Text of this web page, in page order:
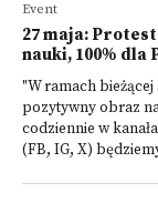
Event
27 maja:
nauki, 100% dla
"W ramach
pozytywny obraz
codziennie w
(FB, IG, X)